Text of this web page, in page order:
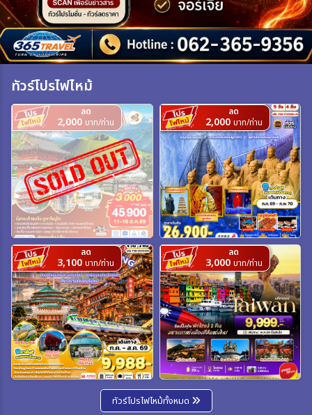
ระหว่าง
ค้นหา
ทัวร์โปรไฟไหม้
ลด
2,000 บาท/ท่าน
ลด
2,000 บาท/ท่าน
ลด
3,100 บาท/ท่าน
ลด
3,000 บาท/ท่าน
ทัวร์โปรไฟไหม้ทั้งหมด